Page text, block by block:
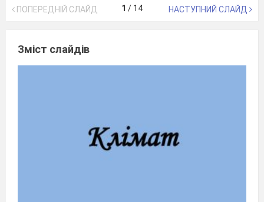
ПОПЕРЕДНІЙ СЛАЙД 1 / 14 НАСТУПНИЙ СЛАЙД
Зміст слайдів